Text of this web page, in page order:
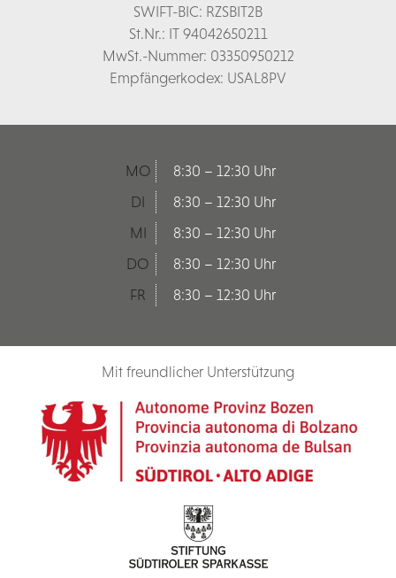
SWIFT-BIC: RZSBIT2B
St.Nr.: IT 94042650211
MwSt.-Nummer: 03350950212
Empfängerkodex: USAL8PV
MO
8:30 – 12:30 Uhr
DI
8:30 – 12:30 Uhr
MI
8:30 – 12:30 Uhr
DO
8:30 – 12:30 Uhr
FR
8:30 – 12:30 Uhr
Mit freundlicher Unterstützung